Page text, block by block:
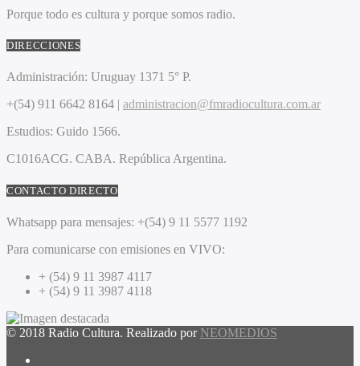
Porque todo es cultura y porque somos radio.
DIRECCIONES
Administración: Uruguay 1371 5° P.
+(54) 911 6642 8164 | administracion@fmradiocultura.com.ar
Estudios: Guido 1566.
C1016ACG. CABA. República Argentina.
CONTACTO DIRECTO
Whatsapp para mensajes: +(54) 9 11 5577 1192
Para comunicarse con emisiones en VIVO:
+ (54) 9 11 3987 4117
+ (54) 9 11 3987 4118
© 2018 Radio Cultura. Realizado por NEOMEDIOS